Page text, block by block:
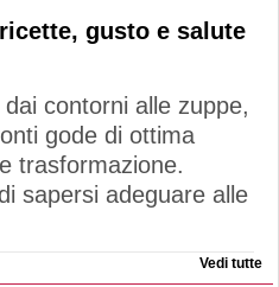
gusto e salute
contorni alle zuppe,
gode di ottima
trasformazione.
sapersi adeguare alle
Vedi tutte